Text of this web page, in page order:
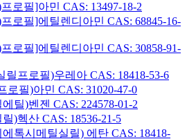
로필]아민 CAS: 13497-18-2
로필]에틸렌디아민 CAS: 68845-16-
로필]에틸렌디아민 CAS: 30858-91-
프로필)우레아 CAS: 18418-53-6
필)아민 CAS: 31020-47-0
틸)벤젠 CAS: 224578-01-2
)헥산 CAS: 18536-21-5
톡시메틸실릴) 에탄 CAS: 18418-